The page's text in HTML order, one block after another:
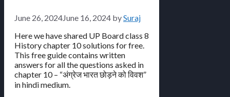
June 26, 2024June 16, 2024 bySuraj
Here we have shared UP Board class 8
History chapter 10 solutions for free.
This free guide contains written
answers for all the questions asked in
chapter 10 – “अंग्रेज भारत छोड़ने को विवश”
in hindi medium.